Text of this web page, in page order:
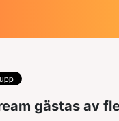
gästas av